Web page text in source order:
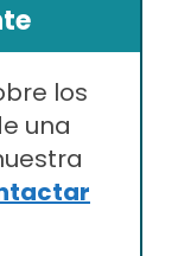
los
una